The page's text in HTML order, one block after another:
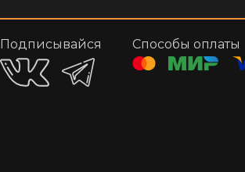
Подписывайся Способы оплаты